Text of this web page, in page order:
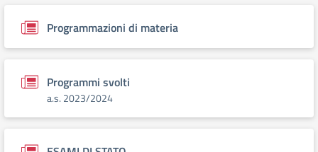
Programmazioni di materia
Programmi svolti
a.s. 2023/2024